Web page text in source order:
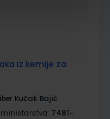
iz kemije za
Kučak Bajić
ministarstva: 7481-